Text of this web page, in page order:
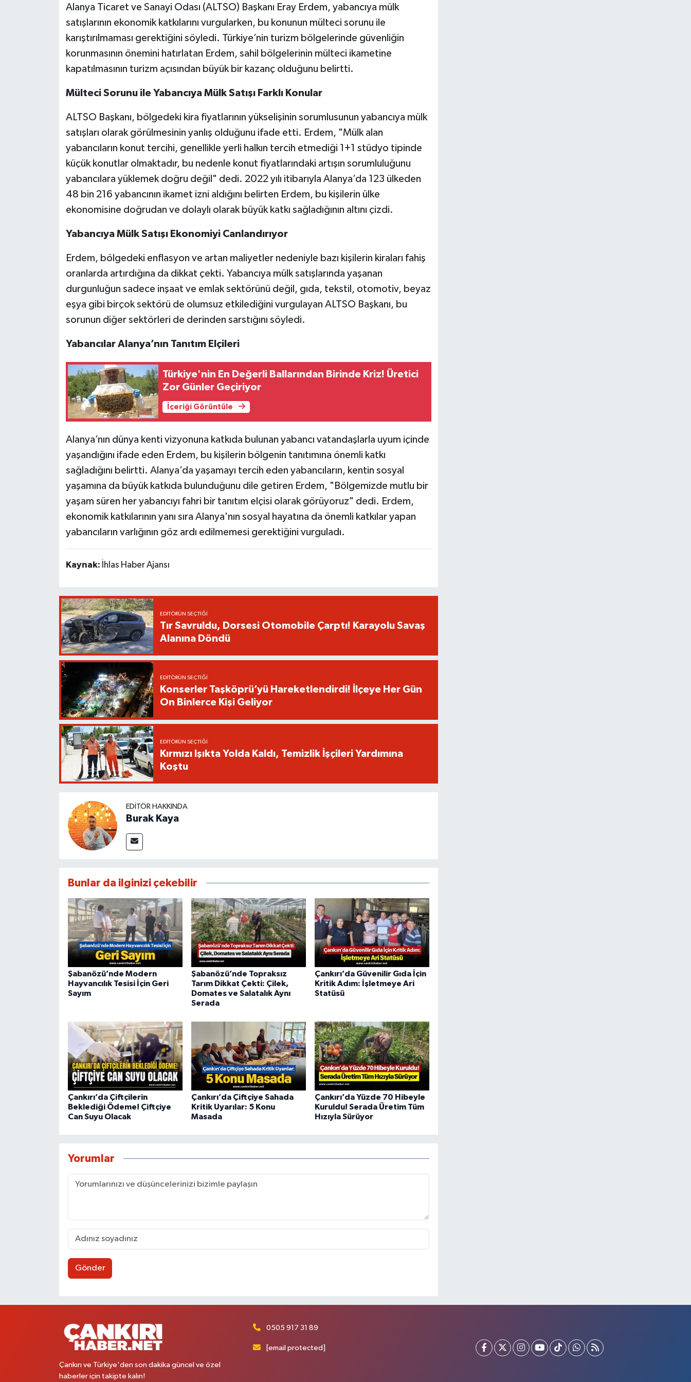
Alanya Ticaret ve Sanayi Odası (ALTSO) Başkanı Eray Erdem, yabancıya mülk
satışlarının ekonomik katkılarını vurgularken, bu konunun mülteci sorunu ile
karıştırılmaması gerektiğini söyledi. Türkiye’nin turizm bölgelerinde güvenliğin
korunmasının önemini hatırlatan Erdem, sahil bölgelerinin mülteci ikametine
kapatılmasının turizm açısından büyük bir kazanç olduğunu belirtti.
Mülteci Sorunu ile Yabancıya Mülk Satışı Farklı Konular
ALTSO Başkanı, bölgedeki kira fiyatlarının yükselişinin sorumlusunun yabancıya mülk
satışları olarak görülmesinin yanlış olduğunu ifade etti. Erdem, "Mülk alan
yabancıların konut tercihi, genellikle yerli halkın tercih etmediği 1+1 stüdyo tipinde
küçük konutlar olmaktadır, bu nedenle konut fiyatlarındaki artışın sorumluluğunu
yabancılara yüklemek doğru değil" dedi. 2022 yılı itibarıyla Alanya’da 123 ülkeden
48 bin 216 yabancının ikamet izni aldığını belirten Erdem, bu kişilerin ülke
ekonomisine doğrudan ve dolaylı olarak büyük katkı sağladığının altını çizdi.
Yabancıya Mülk Satışı Ekonomiyi Canlandırıyor
Erdem, bölgedeki enflasyon ve artan maliyetler nedeniyle bazı kişilerin kiraları fahiş
oranlarda artırdığına da dikkat çekti. Yabancıya mülk satışlarında yaşanan
durgunluğun sadece inşaat ve emlak sektörünü değil, gıda, tekstil, otomotiv, beyaz
eşya gibi birçok sektörü de olumsuz etkilediğini vurgulayan ALTSO Başkanı, bu
sorunun diğer sektörleri de derinden sarstığını söyledi.
Yabancılar Alanya’nın Tanıtım Elçileri
Türkiye'nin En Değerli Ballarından Birinde Kriz! Üretici
Zor Günler Geçiriyor
İçeriği Görüntüle
Alanya’nın dünya kenti vizyonuna katkıda bulunan yabancı vatandaşlarla uyum içinde
yaşandığını ifade eden Erdem, bu kişilerin bölgenin tanıtımına önemli katkı
sağladığını belirtti. Alanya’da yaşamayı tercih eden yabancıların, kentin sosyal
yaşamına da büyük katkıda bulunduğunu dile getiren Erdem, "Bölgemizde mutlu bir
yaşam süren her yabancıyı fahri bir tanıtım elçisi olarak görüyoruz" dedi. Erdem,
ekonomik katkılarının yanı sıra Alanya'nın sosyal hayatına da önemli katkılar yapan
yabancıların varlığının göz ardı edilmemesi gerektiğini vurguladı.
Kaynak: İhlas Haber Ajansı
EDITÖRÜN SEÇTIĞI
Tır Savruldu, Dorsesi Otomobile Çarptı! Karayolu Savaş
Alanına Döndü
EDITÖRÜN SEÇTIĞI
Konserler Taşköprü’yü Hareketlendirdi! İlçeye Her Gün
On Binlerce Kişi Geliyor
EDITÖRÜN SEÇTIĞI
Kırmızı Işıkta Yolda Kaldı, Temizlik İşçileri Yardımına
Koştu
EDITÖR HAKKINDA
Burak Kaya
Bunlar da ilginizi çekebilir
Şabanözü’nde Modern
Hayvancılık Tesisi İçin Geri
Sayım
Şabanözü’nde Topraksız
Tarım Dikkat Çekti: Çilek,
Domates ve Salatalık Aynı
Serada
Çankırı’da Güvenilir Gıda İçin
Kritik Adım: İşletmeye Ari
Statüsü
Çankırı’da Çiftçilerin
Beklediği Ödeme! Çiftçiye
Can Suyu Olacak
Çankırı’da Çiftçiye Sahada
Kritik Uyarılar: 5 Konu
Masada
Çankırı’da Yüzde 70 Hibeyle
Kuruldu! Serada Üretim Tüm
Hızıyla Sürüyor
Yorumlar
Gönder
Çankırı ve Türkiye'den son dakika güncel ve özel
haberler için takipte kalın!
0505 917 31 89
[email protected]